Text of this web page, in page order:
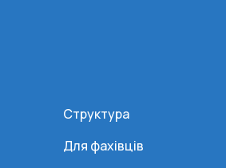
Структура
Для фахівців